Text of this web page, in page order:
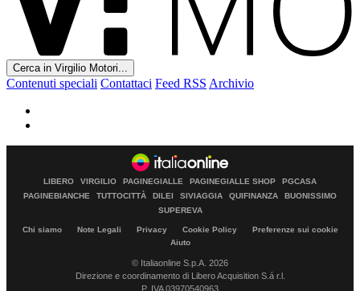
Cerca in Virgilio Motori...
Contenuti speciali Contattaci Feed RSS Archivio
LIBERO VIRGILIO PAGINEGIALLE PAGINEGIALLE SHOP
PGCASA
PAGINEBIANCHE
TUTTOCITTÀ DILEI SIVIAGGIA QUIFINANZA
BUONISSIMO
SUPEREVA
Chi siamo Note Legali Privacy Cookie Policy
Preferenze sui cookie
Aiuto
© Italiaonline S.p.A. 2026
Direzione e coordinamento di Libero Acquisition S.á r.l.
P. IVA 03970540963